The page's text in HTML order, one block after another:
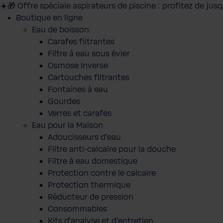
☀️🎁 Offre spéciale aspirateurs de piscine : profitez de
Boutique en ligne
Eau de boisson
Carafes filtrantes
Filtre à eau sous évier
Osmose Inverse
Cartouches filtrantes
Fontaines à eau
Gourdes
Verres et carafes
Eau pour la Maison
Adoucisseurs d'eau
Filtre anti-calcaire pour la douche
Filtre à eau domestique
Protection contre le calcaire
Protection thermique
Réducteur de pression
Consommables
Kits d'analyse et d'entretien